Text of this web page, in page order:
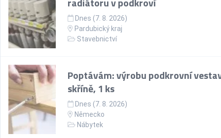
Dnes (7. 8. 2026)
Pardubický kraj
Stavebnictví
Poptávám: výrobu podkrovní
skříně, 1 ks
Dnes (7. 8. 2026)
Německo
Nábytek